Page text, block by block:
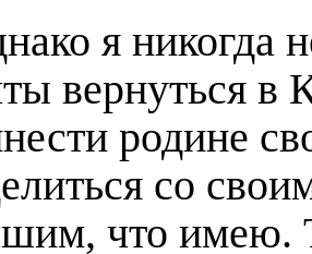
я никогда
вернуться в
родине
со
что имею.